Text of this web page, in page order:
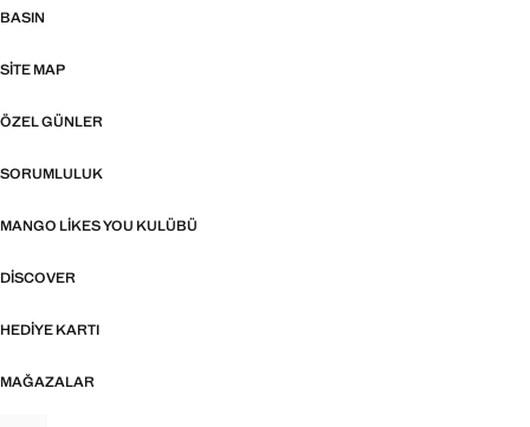
BASIN
SITE MAP
ÖZEL GÜNLER
SORUMLULUK
MANGO LIKES YOU KULÜBÜ
DISCOVER
HEDIYE KARTI
MAĞAZALAR